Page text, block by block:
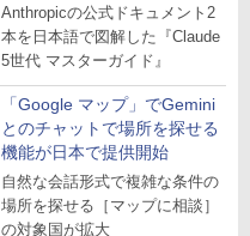
Anthropicの公式ドキュメント2
本を日本語で図解した『Claude
5世代 マスターガイド』
「Google マップ」でGemini
とのチャットで場所を探せる
機能が日本で提供開始
自然な会話形式で複雑な条件の
場所を探せる［マップに相談］
の対象国が拡大